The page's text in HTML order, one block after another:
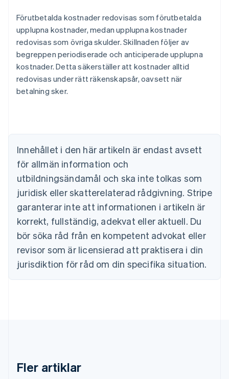
Förutbetalda kostnader redovisas som förutbetalda
upplupna kostnader, medan upplupna kostnader
redovisas som övriga skulder. Skillnaden följer av
begreppen periodiserade och anticiperade upplupna
kostnader. Detta säkerställer att kostnader alltid
redovisas under rätt räkenskapsår, oavsett när
betalning sker.
Innehållet i den här artikeln är endast avsett
för allmän information och
utbildningsändamål och ska inte tolkas som
juridisk eller skatterelaterad rådgivning. Stripe
garanterar inte att informationen i artikeln är
korrekt, fullständig, adekvat eller aktuell. Du
bör söka råd från en kompetent advokat eller
revisor som är licensierad att praktisera i din
jurisdiktion för råd om din specifika situation.
Fler artiklar
Australien
English
PortuguêsEnglish
Bulgarien
English
Cypern
English
Danmark
English
Estland
Fastlandskina
简体中文English
Finland
English Svenska
Frankrike
简体中文
Indien